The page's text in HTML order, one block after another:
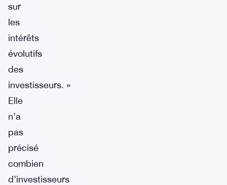
sur
les
intérêts
évolutifs
des
investisseurs. »
Elle
n’a
pas
précisé
combien
d’investisseurs